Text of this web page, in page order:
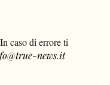
caso di errore ti
news.it